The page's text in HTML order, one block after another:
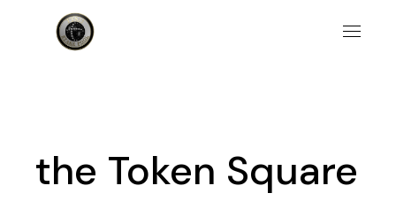
the Token Square